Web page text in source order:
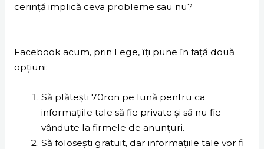
cerință implică ceva probleme sau nu?
Facebook acum, prin Lege, îți pune în față două
opțiuni:
Să plătești 70ron pe lună pentru ca
informațiile tale să fie private și să nu fie
vândute la firmele de anunțuri.
Să folosești gratuit, dar informațiile tale vor fi